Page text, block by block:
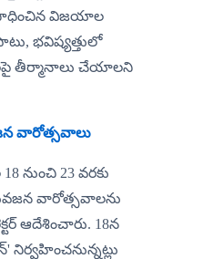
సాధించిన విజయాల
తీర్మానాలు చేయాలని
వారోత్సవాలు
నుంచి 23 వరకు
వారోత్సవాలను
ఆదేశించారు. 18న
నిర్వహించనున్నట్లు